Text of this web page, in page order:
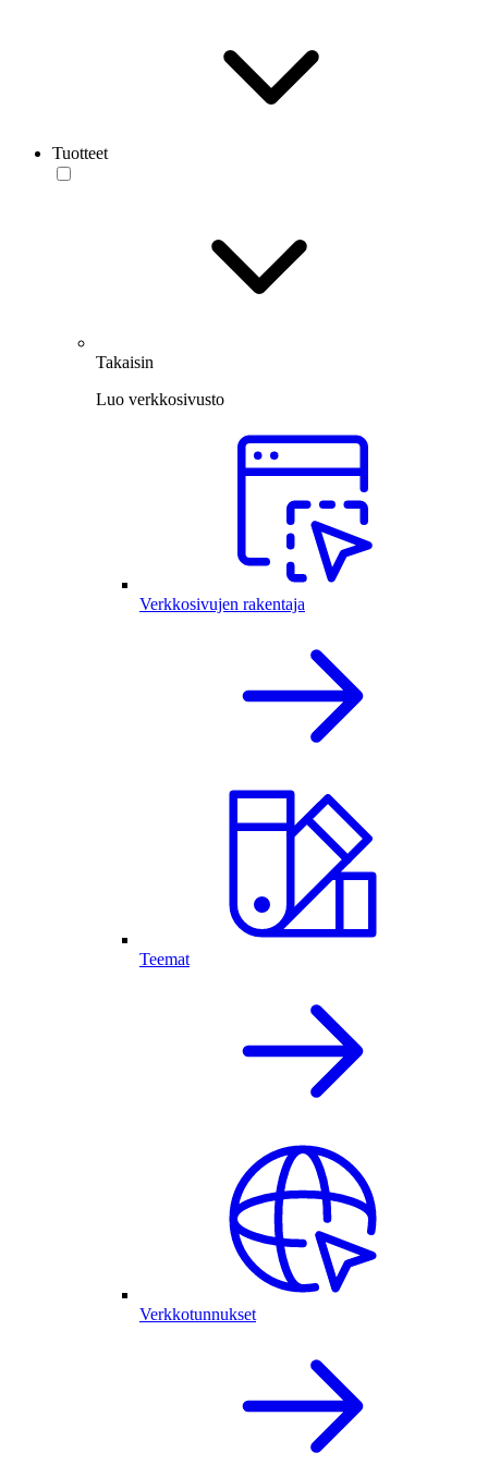
Tuotteet
Takaisin
Luo verkkosivusto
Verkkosivujen rakentaja
Teemat
Verkkotunnukset